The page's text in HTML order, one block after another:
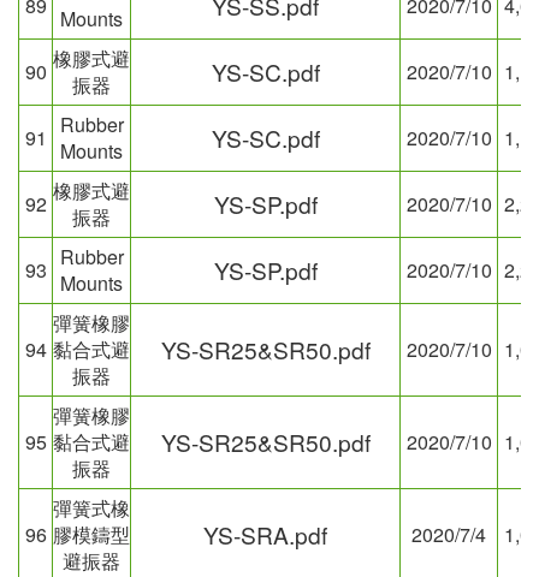
89 Mounts
2020/7/10
90 橡膠式避
振器
YS-SC.pdf 2020/7/10
91
Rubber
Mounts
YS-SC.pdf 2020/7/10
92 橡膠式避
振器
YS-SP.pdf 2020/7/10
93 Rubber
Mounts
YS-SP.pdf 2020/7/10
94
彈簧橡膠
黏合式避
振器
YS-SR25&SR50.pdf 2020/7/10
95
彈簧橡膠
黏合式避
振器
YS-SR25&SR50.pdf 2020/7/10
96
彈簧式橡
膠模鑄型
避振器
YS-SRA.pdf 2020/7/4